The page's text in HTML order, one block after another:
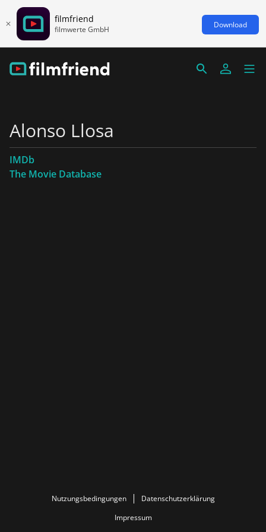
filmfriend
filmwerte GmbH Download
Alonso Llosa
IMDb
The Movie Database
Nutzungsbedingungen
Datenschutzerklärung
Impressum